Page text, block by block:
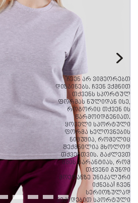
"ჩვენ არ ვიმეორებთ
დიზაინებს. ჩვენ ვქმნით
თქვენს სპორტულ
ფორმას ნულიდან ისე,
როგორიც თქვენ ის
წარმოიდგენიათ.
ყოველი სპორტული
ფორმა ხელოვნების
ნიმუშია, რომელიც
შექმნილია მხოლოდ
თქვენთვის. გაძლევთ
იმის გარანტიას, რომ
თქვენი გუნდი
მოედანზე უნიკალური
იქნება! ჩვენ
სერიოზულად
ვეკიდებით სპორტული